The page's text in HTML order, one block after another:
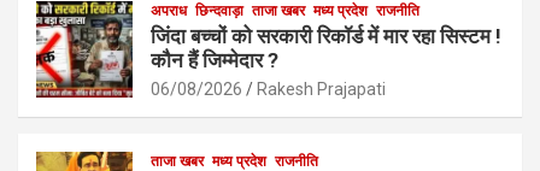
b
o
o
k
s
A
p
p
e
अपराध छिन्दवाड़ा ताजा खबर मध्य प्रदेश राजनीति
जिंदा बच्चों को सरकारी रिकॉर्ड में मार रहा सिस्टम !
कौन हैं जिम्मेदार ?
06/08/2026 Rakesh Prajapati
ताजा खबर मध्य प्रदेश राजनीति